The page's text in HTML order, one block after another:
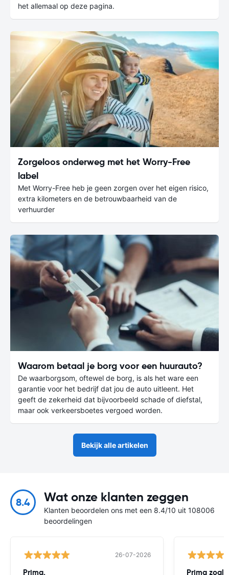
het allemaal op deze pagina.
Zorgeloos onderweg met het Worry-Free
label
Met Worry-Free heb je geen zorgen over het eigen risico,
extra kilometers en de betrouwbaarheid van de
verhuurder
Waarom betaal je borg voor een huurauto?
De waarborgsom, oftewel de borg, is als het ware een
garantie voor het bedrijf dat jou de auto uitleent. Het
geeft de zekerheid dat bijvoorbeeld schade of diefstal,
maar ook verkeersboetes vergoed worden.
Bekijk alle artikelen
8.4 Wat onze klanten zeggen
Klanten beoordelen ons met een 8.4/10 uit 108006
beoordelingen
26-07-2026
Prima. Prima